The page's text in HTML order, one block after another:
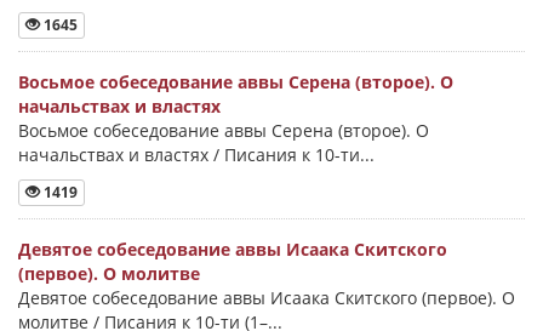
1645
Восьмое собеседование аввы Серена (второе). О
начальствах и властях
Восьмое собеседование аввы Серена (второе). О
начальствах и властях / Писания к 10-ти...
1419
Девятое собеседование аввы Исаака Скитского
(первое). О молитве
Девятое собеседование аввы Исаака Скитского (первое). О
молитве / Писания к 10-ти (1–...